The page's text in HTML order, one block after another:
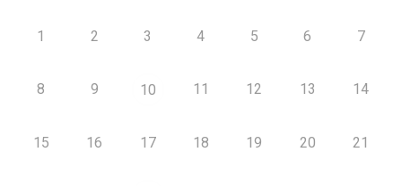
1 2 3 4 5 6 7
8 9 10 11 12 13 14
15 16 17 18 19 20 21